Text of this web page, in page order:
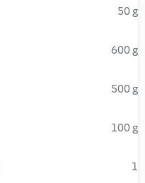
50 g
600 g
500 g
100 g
1